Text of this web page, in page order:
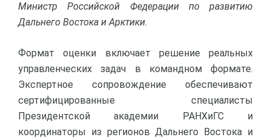
Министр Российской Федерации по развитию
Дальнего Востока и Арктики.
Формат оценки включает решение реальных
управленческих задач в командном формате.
Экспертное сопровождение обеспечивают
сертифицированные специалисты
Президентской академии РАНХиГС и
координаторы из регионов Дальнего Востока и